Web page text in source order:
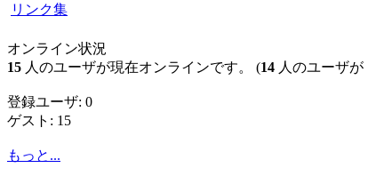
リンク集
オンライン状況
15 人のユーザが現在オンラインです。 (14 人のユーザが
登録ユーザ: 0
ゲスト: 15
もっと...